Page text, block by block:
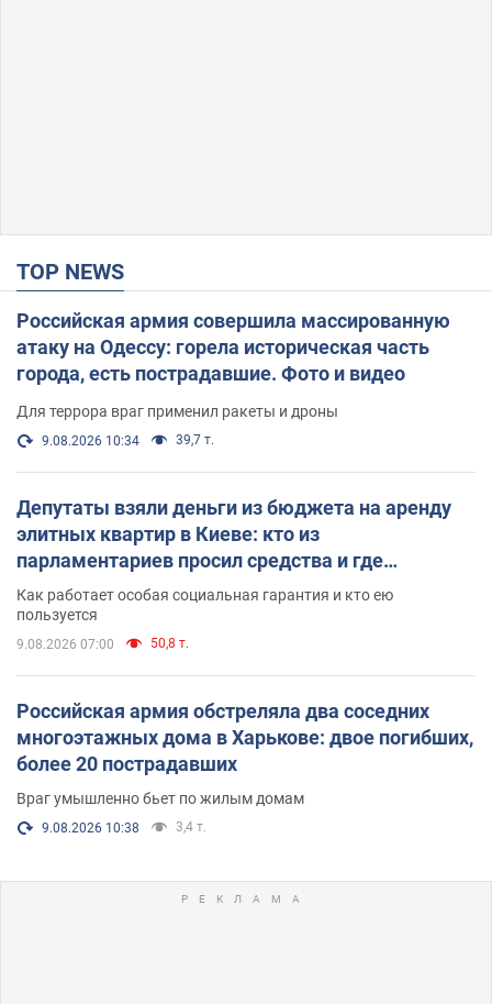
TOP NEWS
Российская армия совершила массированную
атаку на Одессу: горела историческая часть
города, есть пострадавшие. Фото и видео
Для террора враг применил ракеты и дроны
9.08.2026 10:34 39,7 т.
Депутаты взяли деньги из бюджета на аренду
элитных квартир в Киеве: кто из
парламентариев просил средства и где
поселился
Как работает особая социальная гарантия и кто ею
пользуется
9.08.2026 07:00 50,8 т.
Российская армия обстреляла два соседних
многоэтажных дома в Харькове: двое погибших,
более 20 пострадавших
Враг умышленно бьет по жилым домам
9.08.2026 10:38 3,4 т.